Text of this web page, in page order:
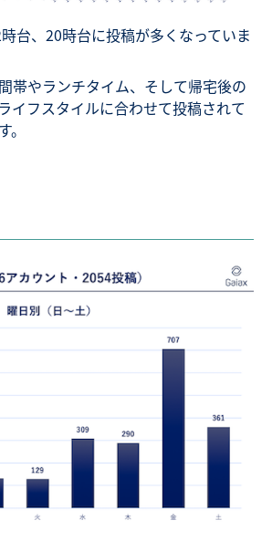
台、20時台に投稿が多くなっていま
帯やランチタイム、そして帰宅後の
イフスタイルに合わせて投稿されて